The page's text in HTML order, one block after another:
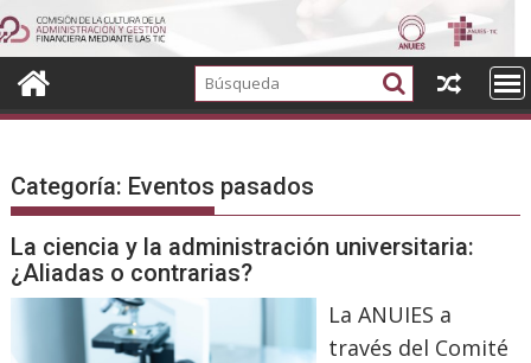
Ir
al
contenido
Categoría: Eventos pasados
La ciencia y la administración universitaria:
¿Aliadas o contrarias?
La ANUIES a
través del Comité